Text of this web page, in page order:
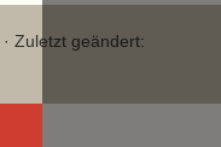
· Zuletzt geändert: